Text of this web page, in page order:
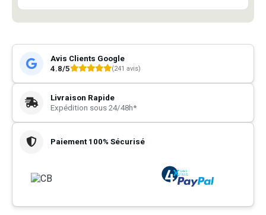
Avis Clients Google
4.8/5
(241 avis)
Livraison Rapide
Expédition sous 24/48h*
Paiement 100% Sécurisé